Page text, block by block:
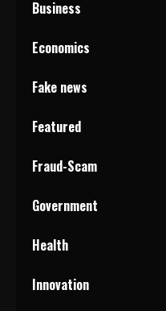
Business
Economics
Fake news
Featured
Fraud-Scam
Government
Health
Innovation